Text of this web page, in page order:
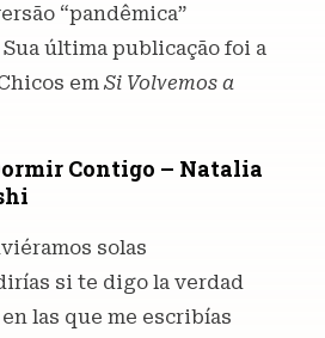
“pandêmica”
Sua última publicação foi a
em Si Volvemos a
Contigo – Natalia
solas
si te digo la verdad
las que me escribías